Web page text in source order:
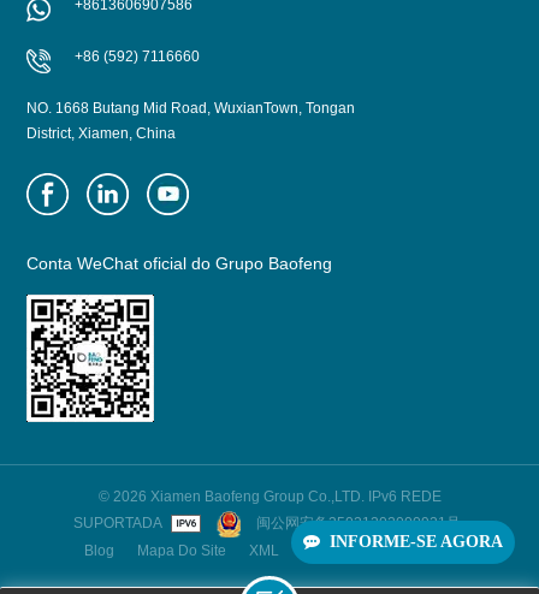
INFORME-SE AGORA
+8613606907586
+86 (592) 7116660
NO. 1668 Butang Mid Road, WuxianTown, Tongan
District, Xiamen, China
Conta WeChat oficial do Grupo Baofeng
© 2026 Xiamen Baofeng Group Co.,LTD. IPv6 REDE
SUPORTADA
闽公网安备35021202000921号
Blog
Mapa Do Site XML Política De Privacidade